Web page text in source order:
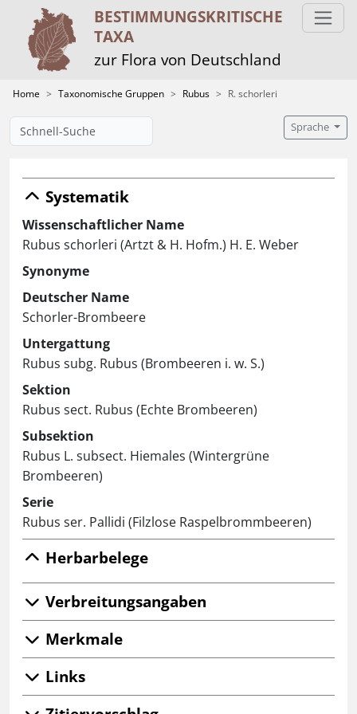
BESTIMMUNGS­KRITISCHE
TAXA
zur Flora von Deutschland
Home Taxonomische Gruppen Rubus R. schorleri
Sprache
Systematik
Wissenschaftlicher Name
Rubus schorleri (Artzt & H. Hofm.) H. E. Weber
Synonyme
Deutscher Name
Schorler-Brombeere
Untergattung
Rubus subg. Rubus (Brombeeren i. w. S.)
Sektion
Rubus sect. Rubus (Echte Brombeeren)
Subsektion
Rubus L. subsect. Hiemales (Wintergrüne
Brombeeren)
Serie
Rubus ser. Pallidi (Filzlose Raspelbrommbeeren)
Herbarbelege
Verbreitungsangaben
Merkmale
Links